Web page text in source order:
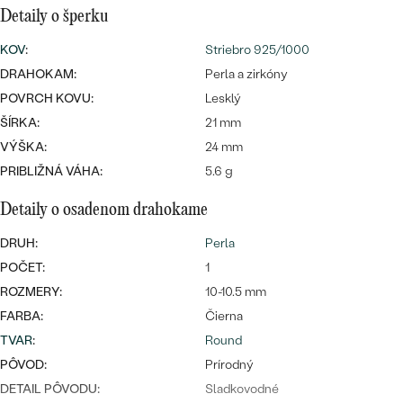
Najpredávanejšie
svadobné
obrúčky
PREZRIEŤ
PODĽA MATERIÁLU
ZLATO
S LAB GROWN DIAMANTMI
S PERLAMI
PODĽA ŠTÝLU
PERSONALIZOVANÉ
SYMBOLICKÉ
PODĽA PRÍLEŽITOSTI
PODĽA FARBY
LUXUSNÉ
LUXUSNÉ
Detaily o šperku
KOV:
Striebro 925/1000
DRAHOKAM:
Perla a zirkóny
POVRCH KOVU:
Lesklý
ŠÍRKA:
21 mm
VÝŠKA:
24 mm
PRIBLIŽNÁ VÁHA:
5.6 g
Detaily o osadenom drahokame
DRUH:
Perla
POČET:
1
ROZMERY:
10-10.5 mm
FARBA:
Čierna
TVAR:
Round
PÔVOD:
Prírodný
DETAIL PÔVODU:
Sladkovodné